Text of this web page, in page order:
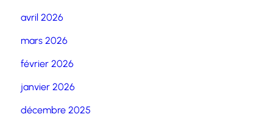
avril 2026
mars 2026
février 2026
janvier 2026
décembre 2025